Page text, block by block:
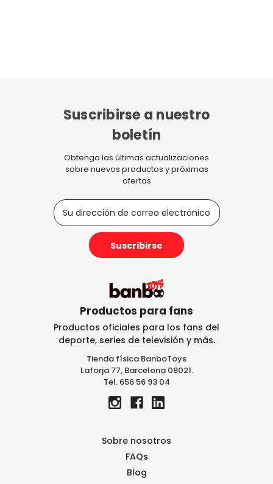
Productos para fans
Productos oficiales para los fans del
deporte, series de televisión y más.
Tienda física BanboToys
Laforja 77, Barcelona 08021.
Tel. 656 56 93 04
Sobre nosotros
FAQs
Blog
Suscribirse a nuestro
boletín
Obtenga las últimas actualizaciones
sobre nuevos productos y próximas
ofertas
D
i
e